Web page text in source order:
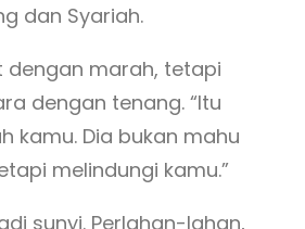
dan Syariah.
dengan marah, tetapi
dengan tenang. “Itu
kamu. Dia bukan mahu
melindungi kamu.”
sunyi. Perlahan-lahan,